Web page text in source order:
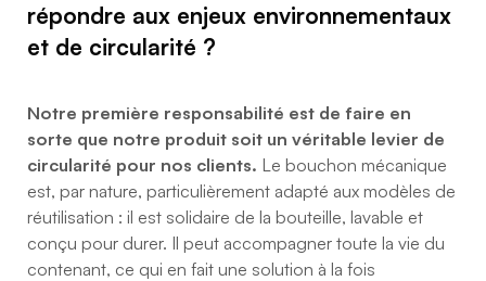
répondre aux enjeux environnementaux
et de circularité ?
Notre première responsabilité est de faire en
sorte que notre produit soit un véritable levier de
circularité pour nos clients. Le bouchon mécanique
est, par nature, particulièrement adapté aux modèles de
réutilisation : il est solidaire de la bouteille, lavable et
conçu pour durer. Il peut accompagner toute la vie du
contenant, ce qui en fait une solution à la fois